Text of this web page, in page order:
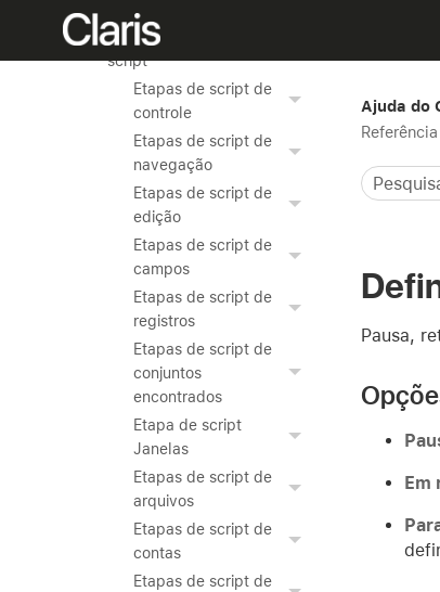
Referência de etapas de
script
Etapas de script de
controle
Etapas de script de
navegação
Etapas de script de
edição
Etapas de script de
campos
Etapas de script de
registros
Etapas de script de
conjuntos
encontrados
Etapa de script
Janelas
Etapas de script de
arquivos
Etapas de script de
contas
Etapas de script de
Ajuda do
Referência
Pausa,
Em